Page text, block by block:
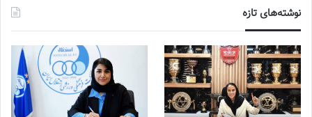
نوشته‌های تازه